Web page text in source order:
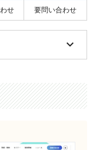
せ 要問い合わせ
会社